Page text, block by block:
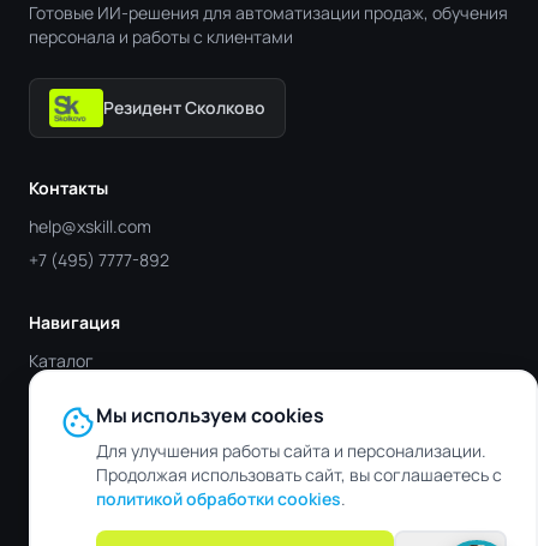
Готовые ИИ-решения для автоматизации продаж, обучения
персонала и работы с клиентами
Резидент Сколково
Контакты
help@xskill.com
+7 (495) 7777-892
Навигация
Каталог
Отрасли
Блог
Контакты
cookieМы используем cookies
Для улучшения работы сайта и персонализации.
Продолжая использовать сайт, вы соглашаетесь с
политикой обработки cookies.